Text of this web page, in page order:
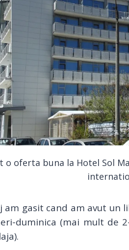
o oferta buna la Hotel Sol
am gasit cand am avut un
duminica (mai mult de